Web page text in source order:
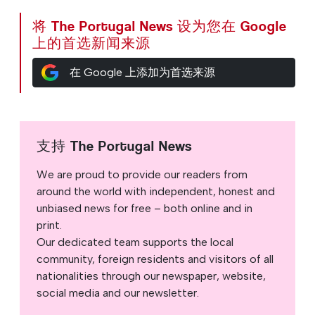
将 The Portugal News 设为您在 Google
上的首选新闻来源
在 Google 上添加为首选来源
支持 The Portugal News
We are proud to provide our readers from
around the world with independent, honest and
unbiased news for free – both online and in
print.
Our dedicated team supports the local
community, foreign residents and visitors of all
nationalities through our newspaper, website,
social media and our newsletter.